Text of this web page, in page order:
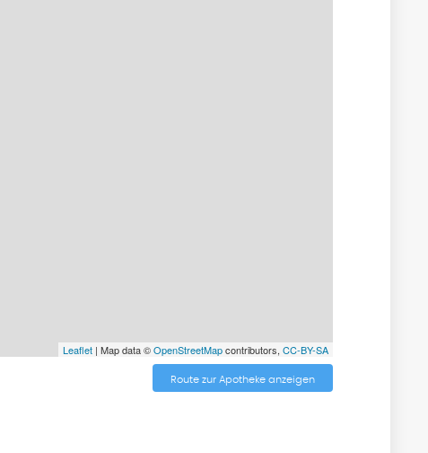
Leaflet| Map data ©OpenStreetMapcontributors, CC-BY-SA
Route zur Apotheke anzeigen